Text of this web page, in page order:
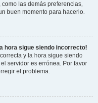
las demás preferencias,
buen momento para hacerlo.
hora sigue siendo incorrecto!
y la hora sigue siendo
servidor es errónea. Por favor
el problema.